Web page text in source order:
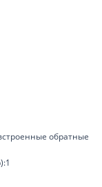
обратные